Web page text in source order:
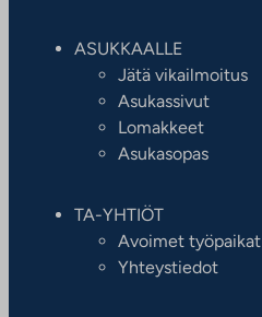
ASUKKAALLE
Jätä vikailmoitus
Asukassivut
Lomakkeet
Asukasopas
TA-YHTIÖT
Avoimet työpaikat
Yhteystiedot